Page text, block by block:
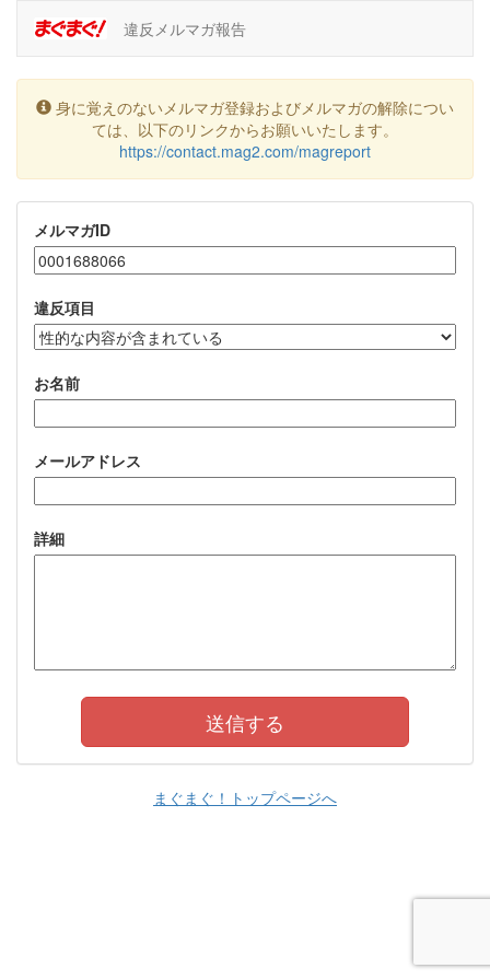
違反メルマガ報告
身に覚えのないメルマガ登録およびメルマガの解除につい
ては、以下のリンクからお願いいたします。
https://contact.mag2.com/magreport
メルマガID
違反項目
お名前
メールアドレス
詳細
まぐまぐ！トップページへ